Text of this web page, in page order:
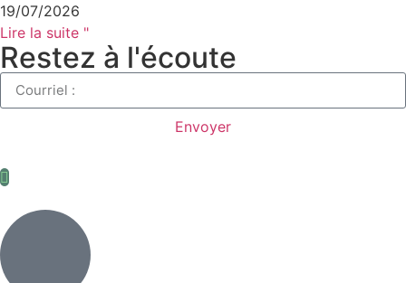
19/07/2026
Lire la suite "
Restez à l'écoute
Envoyer